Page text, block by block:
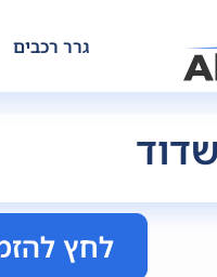
גרר רכבים
לחץ